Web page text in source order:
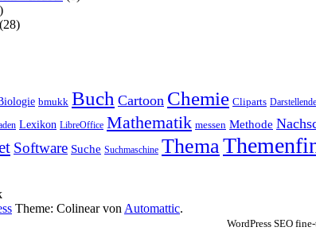
(28)
bmukk Buch Cartoon Chemie Cliparts
Lexikon LibreOffice Mathematik messen Methode
Software Suche Suchmaschine Thema
Theme: Colinear vonAutomattic.
WordPress SEO